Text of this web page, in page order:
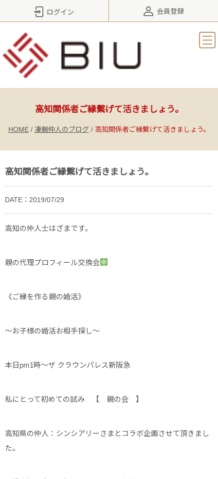
ログイン 会員登録
高知関係者ご縁繫げて活きましょう。
HOME/ 凄腕仲人のブログ/ 高知関係者ご縁繫げて活きましょう。
高知関係者ご縁繫げて活きましょう。
DATE：2019/07/29
高知の仲人士はざまです。
親の代理プロフィール交換会
《ご縁を作る親の婚活》
～お子様の婚活お相手探し～
本日pm1時～ザ クラウンパレス新阪急
私にとって初めての試み 【 親の会 】
高知県の仲人：シンシアリーさまとコラボ企画させて頂きまし
た。